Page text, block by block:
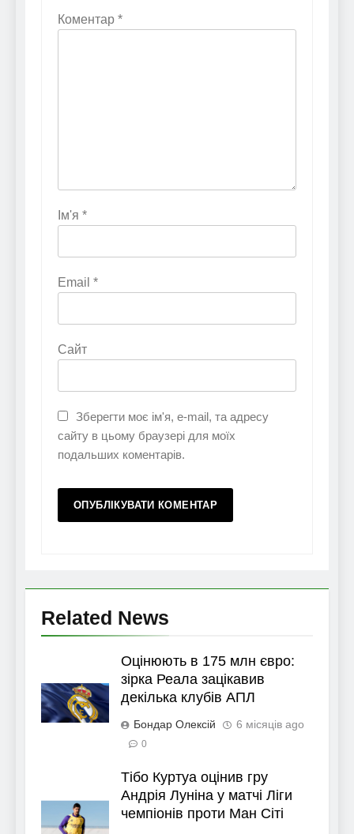
Коментар *
Ім'я *
Email *
Сайт
Зберегти моє ім'я, e-mail, та адресу
сайту в цьому браузері для моїх
подальших коментарів.
Related News
Оцінюють в 175 млн євро:
зірка Реала зацікавив
декілька клубів АПЛ
Бондар Олексій 6 місяців ago
0
Тібо Куртуа оцінив гру
Андрія Луніна у матчі Ліги
чемпіонів проти Ман Сіті